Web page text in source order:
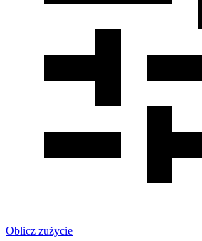
Oblicz zużycie